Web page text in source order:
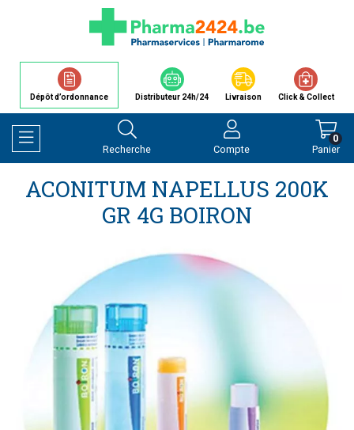
Dépôt d’ordonnance Distributeur 24h/24 Livraison Click & Collect
Afficher la navigation
Recherche Compte Panier
0
ACONITUM NAPELLUS 200K
GR 4G BOIRON